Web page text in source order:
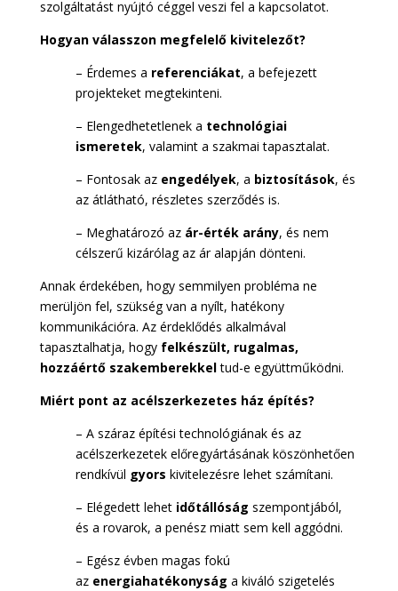
szolgáltatást nyújtó céggel veszi fel a kapcsolatot.
Hogyan válasszon megfelelő kivitelezőt?
– Érdemes a referenciákat, a befejezett
projekteket megtekinteni.
– Elengedhetetlenek a technológiai
ismeretek, valamint a szakmai tapasztalat.
– Fontosak az engedélyek, a biztosítások, és
az átlátható, részletes szerződés is.
– Meghatározó az ár-érték arány, és nem
célszerű kizárólag az ár alapján dönteni.
Annak érdekében, hogy semmilyen probléma ne
merüljön fel, szükség van a nyílt, hatékony
kommunikációra. Az érdeklődés alkalmával
tapasztalhatja, hogyfelkészült, rugalmas,
hozzáértő szakemberekkeltud-e együttműködni.
Miért pont az acélszerkezetes ház építés?
– A száraz építési technológiának és az
acélszerkezetek előregyártásának köszönhetően
rendkívül gyors kivitelezésre lehet számítani.
– Elégedett lehet időtállóság szempontjából,
és a rovarok, a penész miatt sem kell aggódni.
– Egész évben magas fokú
az energiahatékonyság a kiváló szigetelés